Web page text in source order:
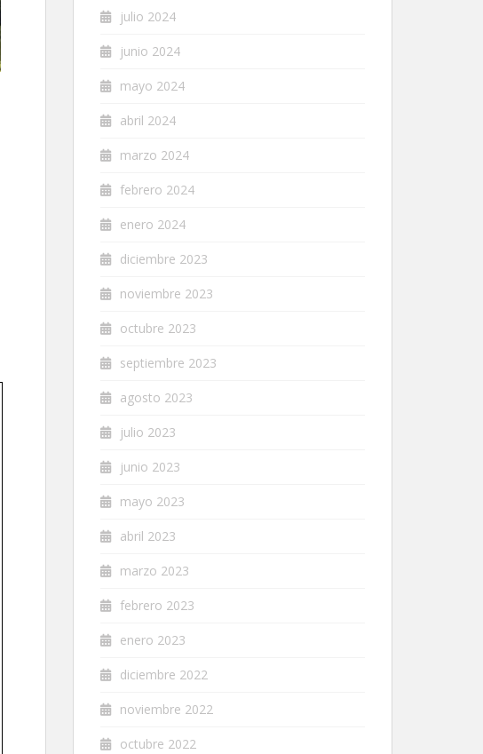
julio 2024
junio 2024
mayo 2024
abril 2024
marzo 2024
febrero 2024
enero 2024
diciembre 2023
noviembre 2023
octubre 2023
septiembre 2023
agosto 2023
julio 2023
junio 2023
mayo 2023
abril 2023
marzo 2023
febrero 2023
enero 2023
diciembre 2022
noviembre 2022
octubre 2022